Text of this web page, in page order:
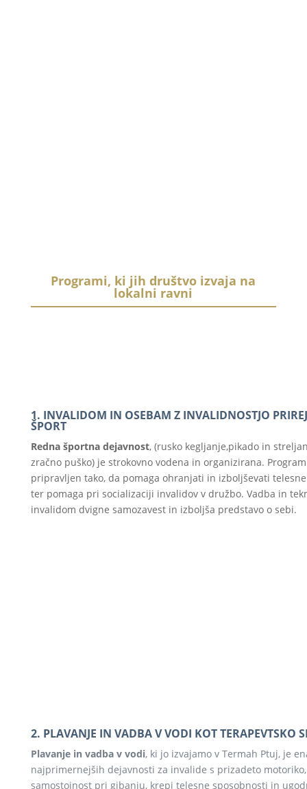
Programi, ki jih društvo izvaja na
lokalni ravni
1. INVALIDOM IN OSEBAM Z INVALIDNOSTJO
ŠPORT
Redna športna dejavnost, (rusko kegljanje,pikado in
zračno puško) je strokovno vodena in organizirana.
pripravljen tako, da pomaga ohranjati in izboljševati
ter pomaga pri socializaciji invalidov v družbo. Vadba in
invalidom dvigne samozavest in izboljša predstavo o sebi.
2. PLAVANJE IN VADBA V VODI KOT TERAPEVTSKO
Plavanje in vadba v vodi, ki jo izvajamo v Termah Ptuj, je
najprimernejših dejavnosti za invalide s prizadeto
samostojnost pri gibanju, krepi telesne sposobnosti in